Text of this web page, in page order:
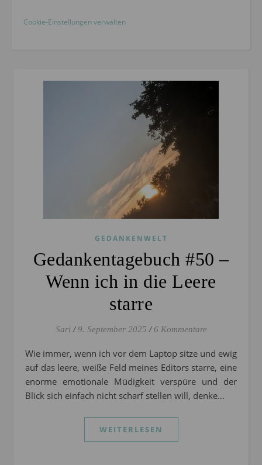
Cookie-Einstellungen verwalten
GEDANKENWELT
Gedankentagebuch #50 –
Wenn ich in die Leere
starre
Sari / 9. September 2025 / 6 Kommentare
Wie immer, wenn ich vor dem Laptop sitze und ewig
auf das leere, weiße Feld meines Editors starre, eine
enorme emotionale Müdigkeit verspüre und der
Blick sich einfach nicht scharf stellen will, denke…
WEITERLESEN